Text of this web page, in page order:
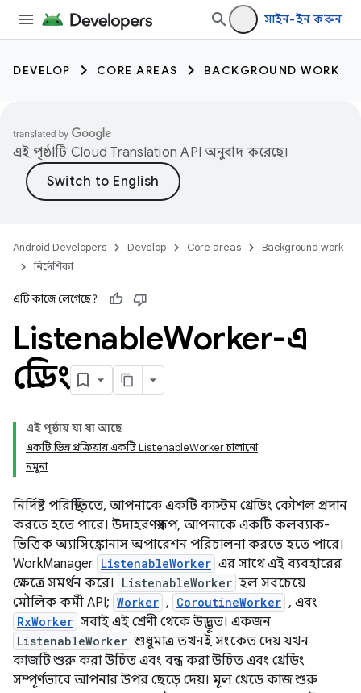
সাইন-ইন করুন
DEVELOP CORE AREAS BACKGROUND WORK
এই পৃষ্ঠাটি Cloud Translation API অনুবাদ করেছে।
Android Developers Develop Core areas
Background work
নির্দেশিকা
এটি কাজে লেগেছে?
ListenableWorker-এ
থ্রেডিং
এই পৃষ্ঠায় যা যা আছে
একটি ভিন্ন প্রক্রিয়ায় একটি ListenableWorker চালানো
নমুনা
নির্দিষ্ট পরিস্থিতিতে, আপনাকে একটি কাস্টম থ্রেডিং কৌশল প্রদান
করতে হতে পারে। উদাহরণস্বরূপ, আপনাকে একটি কলব্যাক-
ভিত্তিক অ্যাসিঙ্ক্রোনাস অপারেশন পরিচালনা করতে হতে পারে।
WorkManager ListenableWorker এর সাথে এই ব্যবহারের
ক্ষেত্রে সমর্থন করে।
ListenableWorker হল সবচেয়ে
মৌলিক কর্মী API; Worker , CoroutineWorker , এবং
RxWorker সবাই এই শ্রেণী থেকে উদ্ভূত। একজন
ListenableWorker শুধুমাত্র তখনই সংকেত দেয় যখন
কাজটি শুরু করা উচিত এবং বন্ধ করা উচিত এবং থ্রেডিং
সম্পূর্ণভাবে আপনার উপর ছেড়ে দেয়। মূল থ্রেডে কাজ শুরু